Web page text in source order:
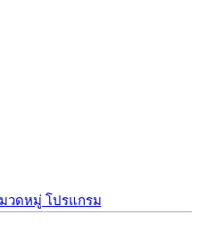
วดหมู่ โปรแกรม